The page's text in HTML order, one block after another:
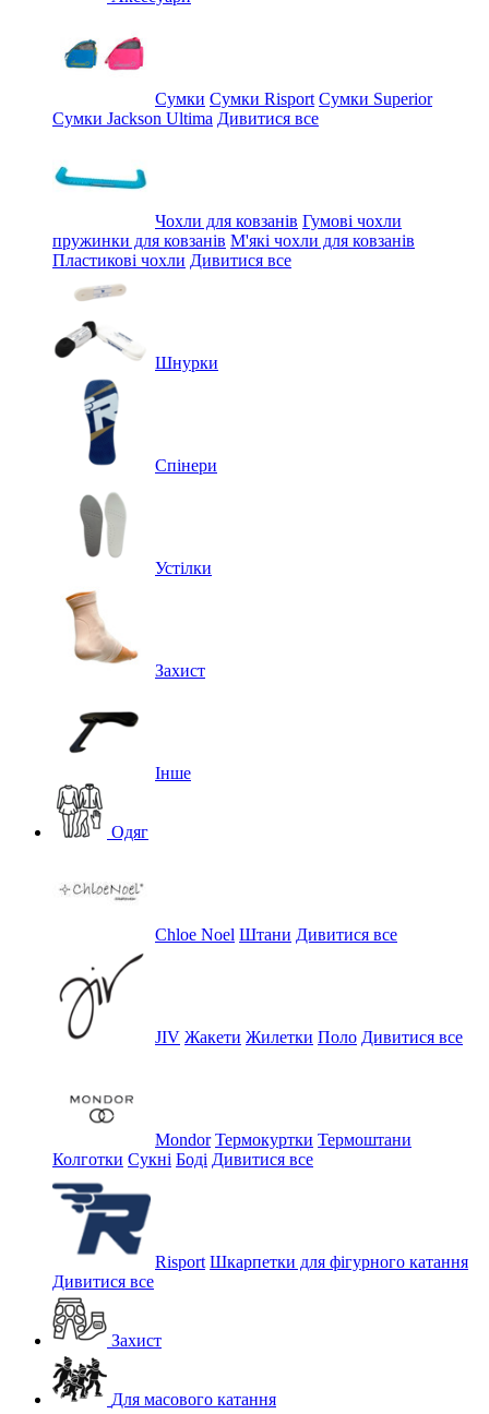
Сумки Сумки Risport Сумки Superior
Сумки Jackson Ultima Дивитися все
Чохли для ковзанів Гумові чохли
пружинки для ковзанів М'які чохли для ковзанів
Пластикові чохли Дивитися все
Шнурки
Спінери
Устілки
Захист
Інше
Одяг
Chloe Noel Штани Дивитися все
JIV Жакети Жилетки Поло Дивитися все
Mondor Термокуртки Термоштани
Колготки Сукні Боді Дивитися все
Risport Шкарпетки для фігурного катання
Дивитися все
Захист
Для масового катання